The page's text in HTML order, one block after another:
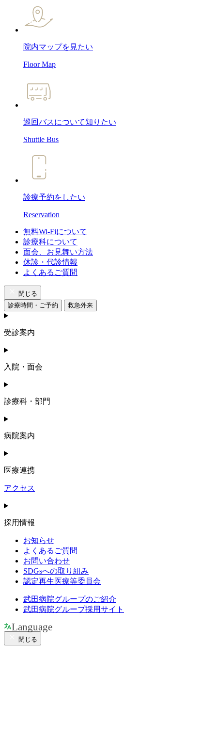
院内マップを見たい
Floor Map
巡回バスについて知りたい
Shuttle Bus
診療予約をしたい
Reservation
無料Wi-Fiについて
診療科について
面会、お見舞い方法
休診・代診情報
よくあるご質問
閉じる
診療時間・ご予約
救急外来
受診案内
入院・面会
診療科・部門
病院案内
医療連携
アクセス
採用情報
お知らせ
よくあるご質問
お問い合わせ
SDGsへの取り組み
認定再生医療等委員会
武田病院グループのご紹介
武田病院グループ採用サイト
Language
閉じる